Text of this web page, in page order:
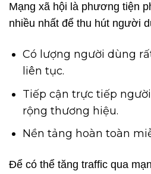
Mạng xã hội là phương tiện
nhiều nhất để thu hút người
Có lượng người dùng
liên tục.
Tiếp cận trực tiếp
rộng thương hiệu.
Nền tảng hoàn toàn
Để có thể tăng traffic qua